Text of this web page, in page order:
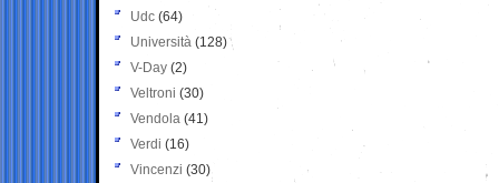
Udc (64)
Università (128)
V-Day (2)
Veltroni (30)
Vendola (41)
Verdi (16)
Vincenzi (30)